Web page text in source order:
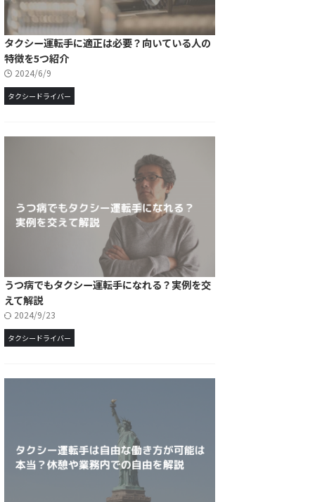
タクシー運転手に適正は必要？向いている人の
特徴を5つ紹介
2024/6/9
タクシードライバー
うつ病でもタクシー運転手になれる？実例を交
えて解説
2024/9/23
タクシードライバー